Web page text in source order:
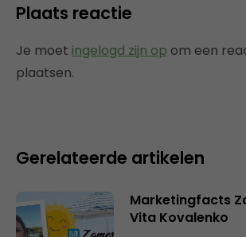
Plaats reactie
Je moet ingelogd zijn op om een
plaatsen.
Gerelateerde artikelen
Marketingfacts
Vita Kovalenko